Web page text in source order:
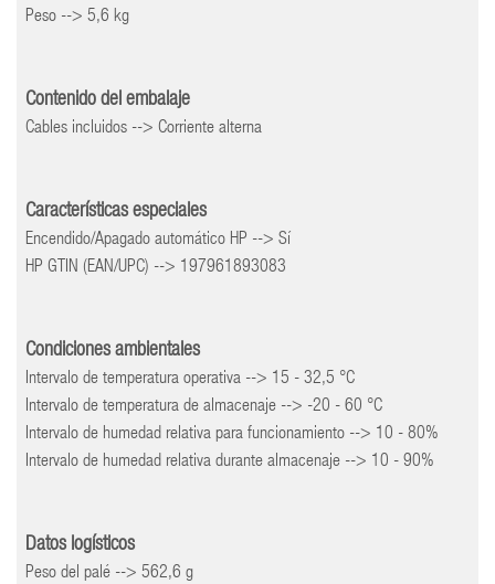
Peso --> 5,6 kg
Contenido del embalaje
Cables incluidos --> Corriente alterna
Características especiales
Encendido/Apagado automático HP --> Sí
HP GTIN (EAN/UPC) --> 197961893083
Condiciones ambientales
Intervalo de temperatura operativa --> 15 - 32,5 °C
Intervalo de temperatura de almacenaje --> -20 - 60 °C
Intervalo de humedad relativa para funcionamiento --> 10 - 80%
Intervalo de humedad relativa durante almacenaje --> 10 - 90%
Datos logísticos
Peso del palé --> 562,6 g